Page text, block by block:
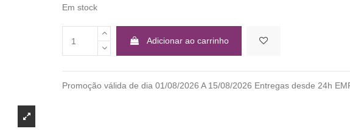
Em stock
Adicionar ao carrinho
Promoção válida de dia 01/08/2026 A 15/08/2026 Entregas desde 24h